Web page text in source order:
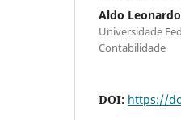
Aldo
Universidade
Contabilidade
DOI: https://